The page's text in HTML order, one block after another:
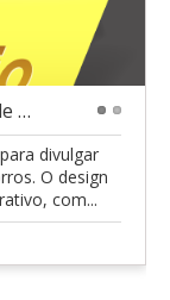
Cartão para Serviço de Passeador de Cachorro
divulgar
O design
com...